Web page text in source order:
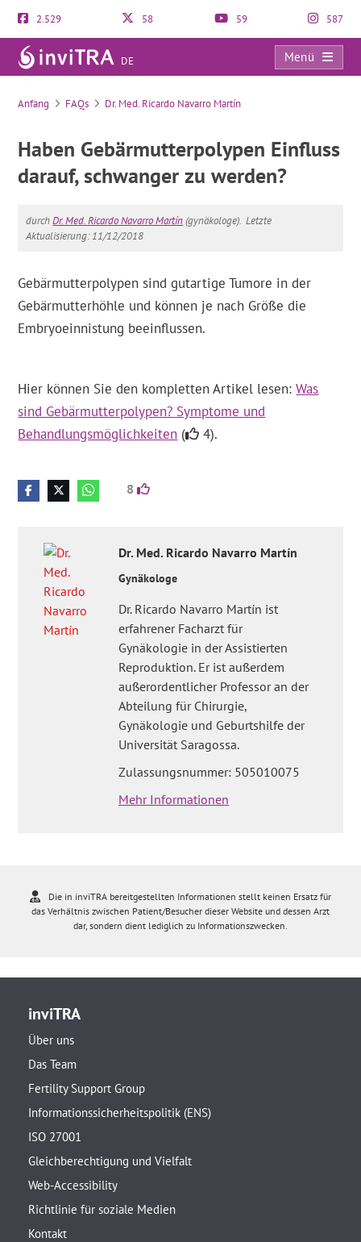
2.529 58 59 587
DE
Menü
FAQs
Anfang FAQs Dr. Med. Ricardo Navarro Martín
Haben Gebärmutterpolypen Einfluss
darauf, schwanger zu werden?
durchDr. Med. Ricardo Navarro Martín(gynäkologe). Letzte
Aktualisierung: 11/12/2018
Gebärmutterpolypen sind gutartige Tumore in der
Gebärmutterhöhle und können je nach Größe die
Embryoeinnistung beeinflussen.
Hier können Sie den kompletten Artikel lesen:Was
sind Gebärmutterpolypen? Symptome und
Behandlungsmöglichkeiten ( 4).
8
Dr. Med. Ricardo Navarro Martín
Gynäkologe
Dr. Ricardo Navarro Martín ist
erfahrener Facharzt für
Gynäkologie in der Assistierten
Reproduktion. Er ist außerdem
außerordentlicher Professor an der
Abteilung für Chirurgie,
Gynäkologie und Geburtshilfe der
Universität Saragossa.
Zulassungsnummer: 505010075
Mehr Informationen
Die in inviTRA bereitgestellten Informationen stellt keinen Ersatz für
das Verhältnis zwischen Patient/Besucher dieser Website und dessen Arzt
dar, sondern dient lediglich zu Informationszwecken.
inviTRA
Über uns
Das Team
Fertility Support Group
Informationssicherheitspolitik (ENS)
ISO 27001
Gleichberechtigung und Vielfalt
Web-Accessibility
Richtlinie für soziale Medien
Kontakt